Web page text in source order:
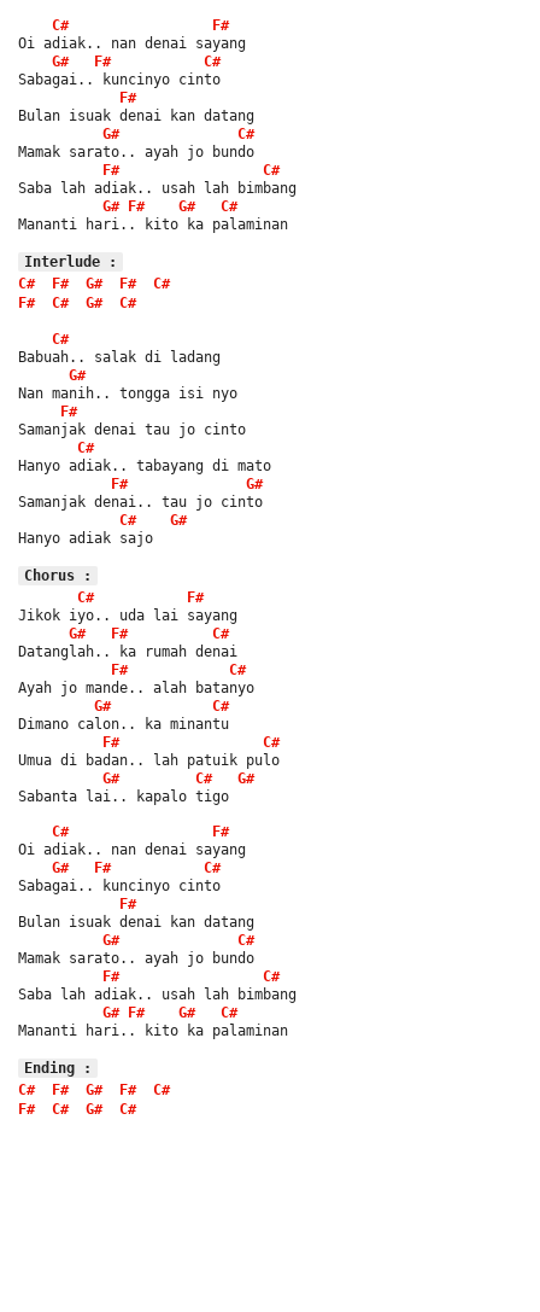
C#
F#
Oi adiak.. nan denai sayang
G#
F#
C#
Sabagai.. kuncinyo cinto
F#
Bulan isuak denai kan datang
G#
C#
Mamak sarato.. ayah jo bundo
F#
C#
Saba lah adiak.. usah lah bimbang
G# F# G#
C#
Mananti hari.. kito ka palaminan
Interlude :
C#
F# G# F#
C#
F#
C# G# C#
C#
Babuah.. salak di ladang
G#
Nan manih.. tongga isi nyo
F#
Samanjak denai tau jo cinto
C#
Hanyo adiak.. tabayang di mato
F#
G#
Samanjak denai.. tau jo cinto
C#
G#
Hanyo adiak sajo
Chorus :
C#
F#
Jikok iyo.. uda lai sayang
G#
F#
C#
Datanglah.. ka rumah denai
F#
C#
Ayah jo mande.. alah batanyo
G#
C#
Dimano calon.. ka minantu
F#
C#
Umua di badan.. lah patuik pulo
G#
C#
G#
Sabanta lai.. kapalo tigo
C#
F#
Oi adiak.. nan denai sayang
G#
F#
C#
Sabagai.. kuncinyo cinto
F#
Bulan isuak denai kan datang
G#
C#
Mamak sarato.. ayah jo bundo
F#
C#
Saba lah adiak.. usah lah bimbang
G# F# G#
C#
Mananti hari.. kito ka palaminan
Ending :
C#
F# G# F#
C#
F#
C# G# C#